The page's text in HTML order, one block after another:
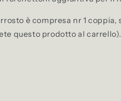
è compresa nr 1
questo prodotto al carrello).